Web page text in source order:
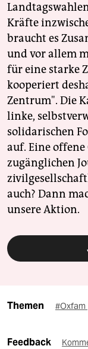
Kräfte
braucht es
und vor allem
für eine starke
kooperiert
Zentrum". Die
linke,
solidarischen
auf. Eine
zugänglichen
auch? Dann
unsere Aktion.
Themen #Oxfam
Feedback